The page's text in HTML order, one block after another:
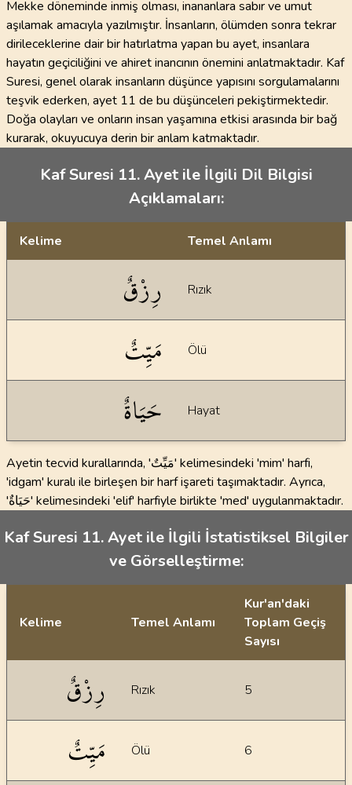
Mekke döneminde inmiş olması, inananlara sabır ve umut
aşılamak amacıyla yazılmıştır. İnsanların, ölümden sonra tekrar
dirileceklerine dair bir hatırlatma yapan bu ayet, insanlara
hayatın geçiciliğini ve ahiret inancının önemini anlatmaktadır. Kaf
Suresi, genel olarak insanların düşünce yapısını sorgulamalarını
teşvik ederken, ayet 11 de bu düşünceleri pekiştirmektedir.
Doğa olayları ve onların insan yaşamına etkisi arasında bir bağ
kurarak, okuyucuya derin bir anlam katmaktadır.
Kaf Suresi 11. Ayet ile İlgili Dil Bilgisi
Açıklamaları:
Kelime Temel Anlamı
رِزْقٌ Rızık
مَيِّتٌ Ölü
حَيَاةٌ Hayat
Ayetin tecvid kurallarında, 'مَيِّتٌ' kelimesindeki 'mim' harfi,
'idgam' kuralı ile birleşen bir harf işareti taşımaktadır. Ayrıca,
'حَيَاةٌ' kelimesindeki 'elif' harfiyle birlikte 'med' uygulanmaktadır.
Kaf Suresi 11. Ayet ile İlgili İstatistiksel Bilgiler
ve Görselleştirme:
Kelime Temel Anlamı
Kur'an'daki
Toplam Geçiş
Sayısı
رِزْقٌ Rızık 5
مَيِّتٌ Ölü 6